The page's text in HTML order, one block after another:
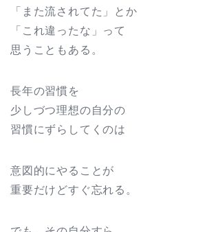
「また流されてた」とか
「これ違ったな」って
思うこともある。
長年の習慣を
少しづつ理想の自分の
習慣にずらしてくのは
意図的にやることが
重要だけどすぐ忘れる。